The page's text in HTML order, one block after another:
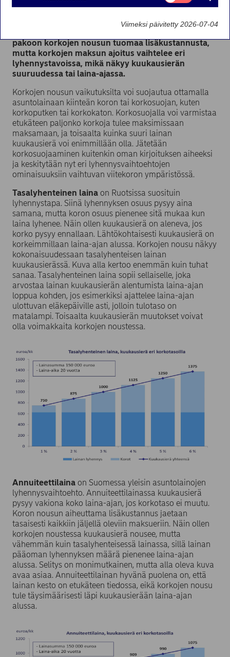
keskusteluun viime aikoina, kun korot ovat
pakoon korkojen nousun tuomaa lisäkustannusta,
mutta korkojen maksun ajoitus vaihtelee eri
lyhennystavoissa, mikä näkyy kuukausierän
suuruudessa tai laina-ajassa.
Korkojen nousun vaikutuksilta voi suojautua ottamalla
asuntolainaan kiinteän koron tai korkosuojan, kuten
korkoputken tai korkokaton. Korkosuojalla voi varmistaa
etukäteen paljonko korkoja tulee maksimissaan
maksamaan, ja toisaalta kuinka suuri lainan
kuukausierä voi enimmillään olla. Jätetään
korkosuojaaminen kuitenkin oman kirjoituksen aiheeksi
ja keskitytään nyt eri lyhennysvaihtoehtojen
ominaisuuksiin vaihtuvan viitekoron ympäristössä.
Tasalyhenteinen laina on Ruotsissa suosituin
lyhennystapa. Siinä lyhennyksen osuus pysyy aina
samana, mutta koron osuus pienenee sitä mukaa kun
laina lyhenee. Näin ollen kuukausierä on aleneva, jos
korko pysyy ennallaan. Lähtökohtaisesti kuukausierä on
korkeimmillaan laina-ajan alussa. Korkojen nousu näkyy
kokonaisuudessaan tasalyhenteisen lainan
kuukausierässä. Kuva alla kertoo enemmän kuin tuhat
sanaa. Tasalyhenteinen laina sopii sellaiselle, joka
arvostaa lainan kuukausierän alentumista laina-ajan
loppua kohden, jos esimerkiksi ajattelee laina-ajan
ulottuvan eläkepäiville asti, jolloin tulotaso on
matalampi. Toisaalta kuukausierän muutokset voivat
olla voimakkaita korkojen noustessa.
Annuiteettilaina on Suomessa yleisin asuntolainojen
lyhennysvaihtoehto. Annuiteettilainassa kuukausierä
pysyy vakiona koko laina-ajan, jos korkotaso ei muutu.
Koron nousun aiheuttama lisäkustannus jaetaan
tasaisesti kaikkiin jäljellä oleviin maksueriin. Näin ollen
korkojen noustessa kuukausierä nousee, mutta
vähemmän kuin tasalyhenteisessä lainassa, sillä lainan
pääoman lyhennyksen määrä pienenee laina-ajan
alussa. Selitys on monimutkainen, mutta alla oleva kuva
avaa asiaa. Annuiteettilainan hyvänä puolena on, että
lainan kesto on etukäteen tiedossa, eikä korkojen nousu
tule täysimäärisesti läpi kuukausierään laina-ajan
alussa.
Markkinointi
Viimeksi päivitetty 2026-07-04